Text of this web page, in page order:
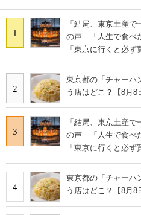
1
「結局、東京土産で
の声 「人生で食べ
「東京に行くと必ず
2
東京都の「チャー
う店はどこ？【8月8
3
「結局、東京土産で
の声 「人生で食べ
「東京に行くと必ず
4
東京都の「チャー
う店はどこ？【8月8